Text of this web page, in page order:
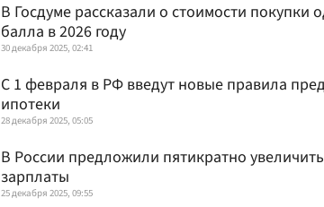
В Госдуме рассказали о стоимости покупки
балла в 2026 году
30 декабря 2025, 02:41
С 1 февраля в РФ введут новые правила
ипотеки
28 декабря 2025, 05:05
В России предложили пятикратно
зарплаты
25 декабря 2025, 09:55